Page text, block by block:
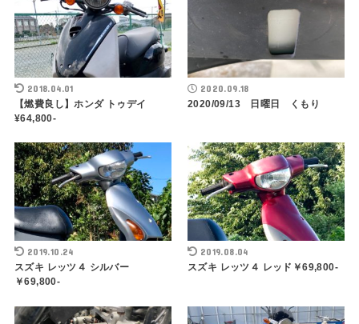
2018.04.01
【燃費良し】ホンダ トゥデイ
¥64,800-
2020.09.18
2020/09/13 日曜日 くもり
2019.10.24
スズキ レッツ４ シルバー
￥69,800-
2019.08.04
スズキ レッツ４ レッド￥69,800-